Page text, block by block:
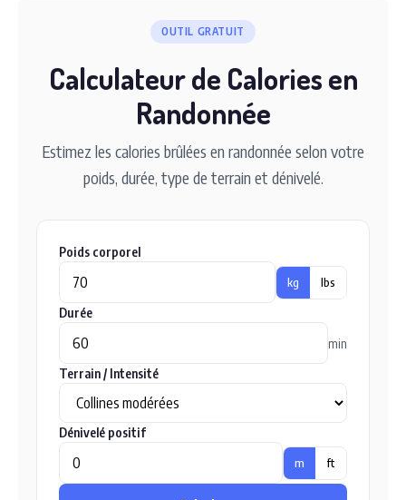
OUTIL GRATUIT
Calculateur de Calories en
Randonnée
Estimez les calories brûlées en randonnée selon votre
poids, durée, type de terrain et dénivelé.
Poids corporel
kg lbs
Durée
min
Terrain / Intensité
Dénivelé positif
m ft